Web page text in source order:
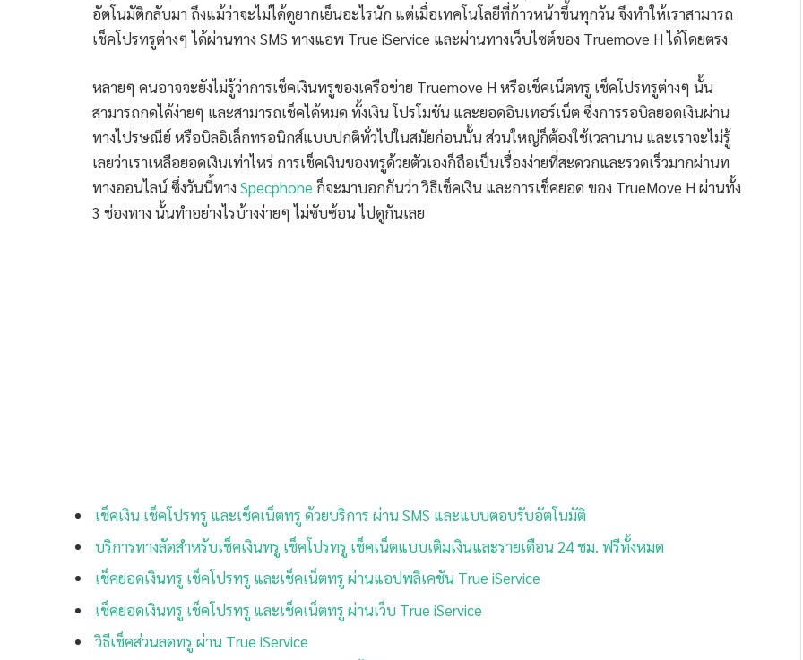
อัตโนมัติกลับมา ถึงแม้ว่าจะไม่ได้ดูยากเย็นอะไรนัก แต่เมื่อเทคโนโลยีที่ก้าวหน้าขึ้นทุกวัน จึงทำให้เราสามารถ
เช็คโปรทรูต่างๆ ได้ผ่านทาง SMS ทางแอพ True iService และผ่านทางเว็บไซต์ของ Truemove H ได้โดยตรง
หลายๆ คนอาจจะยังไม่รู้ว่าการเช็คเงินทรูของเครือข่าย Truemove H หรือเช็คเน็ตทรู เช็คโปรทรูต่างๆ นั้น
สามารถกดได้ง่ายๆ และสามารถเช็คได้หมด ทั้งเงิน โปรโมชัน และยอดอินเทอร์เน็ต ซึ่งการรอบิลยอดเงินผ่าน
ทางไปรษณีย์ หรือบิลอิเล็กทรอนิกส์แบบปกติทั่วไปในสมัยก่อนนั้น ส่วนใหญ่ก็ต้องใช้เวลานาน และเราจะไม่รู้
เลยว่าเราเหลือยอดเงินเท่าไหร่ การเช็คเงินของทรูด้วยตัวเองก็ถือเป็นเรื่องง่ายที่สะดวกและรวดเร็วมากผ่านท
ทางออนไลน์ ซึ่งวันนี้ทาง Specphone ก็จะมาบอกกันว่า วิธีเช็คเงิน และการเช็คยอด ของ TrueMove H ผ่านทั้ง
3 ช่องทาง นั้นทำอย่างไรบ้างง่ายๆ ไม่ซับซ้อน ไปดูกันเลย
เช็คเงิน เช็คโปรทรู และเช็คเน็ตทรู ด้วยบริการ ผ่าน SMS และแบบตอบรับอัตโนมัติ
บริการทางลัดสำหรับเช็คเงินทรู เช็คโปรทรู เช็คเน็ตแบบเติมเงินและรายเดือน 24 ชม. ฟรีทั้งหมด
เช็คยอดเงินทรู เช็คโปรทรู และเช็คเน็ตทรู ผ่านแอปพลิเคชัน True iService
เช็คยอดเงินทรู เช็คโปรทรู และเช็คเน็ตทรู ผ่านเว็บ True iService
วิธีเช็คส่วนลดทรู ผ่าน True iService